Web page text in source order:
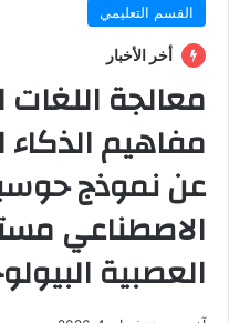
القسم التعليمي
أخر الأخبار
معالجة
مفاهيم الذكاء
عن نموذج
الاصطناعي
العصبية